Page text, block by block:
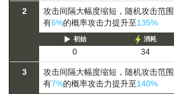
2
攻击间隔大幅度缩短，随机攻击范
有6%的概率攻击力提升至135%
初始
0
消耗
34
3
攻击间隔大幅度缩短，随机攻击范
有7%的概率攻击力提升至140%